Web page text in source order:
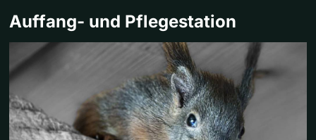
Auffang- und Pflegestation